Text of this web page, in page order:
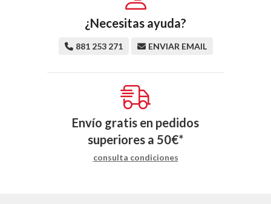
¿Necesitas ayuda?
881 253 271 ENVIAR EMAIL
Envío gratis en pedidos
superiores a 50€*
consulta condiciones